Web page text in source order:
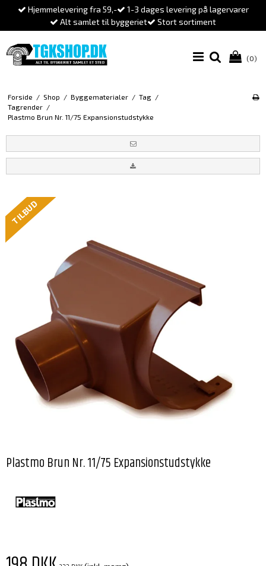
Hjemmelevering fra 59,-
1-3 dages levering på lagervarer
Alt samlet til byggeriet
Stort sortiment
(0)
Forside / Shop / Byggematerialer / Tag /
Tagrender /
Plastmo Brun Nr. 11/75 Expansionstudstykke
TILBUD
Plastmo Brun Nr. 11/75 Expansionstudstykke